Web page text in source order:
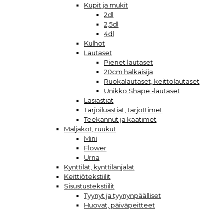
Kupit ja mukit
2dl
2,5dl
4dl
Kulhot
Lautaset
Pienet lautaset
20cm halkaisija
Ruokalautaset, keittolautaset
Unikko Shape -lautaset
Lasiastiat
Tarjoiluastiat, tarjottimet
Teekannut ja kaatimet
Maljakot, ruukut
Mini
Flower
Urna
Kynttilät, kynttilänjalat
Keittiötekstiilit
Sisustustekstiilit
Tyynyt ja tyynynpäälliset
Huovat, päiväpeitteet